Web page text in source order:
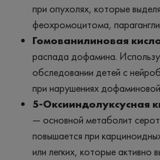
при опухолях, которые
феохромоцитома,
Гомованилиновая
распада дофамина.
обследовании детей с
при нарушениях дофаминовой
5-Оксииндолуксусная
— основной метаболит
повышается при
или легких, которые активно